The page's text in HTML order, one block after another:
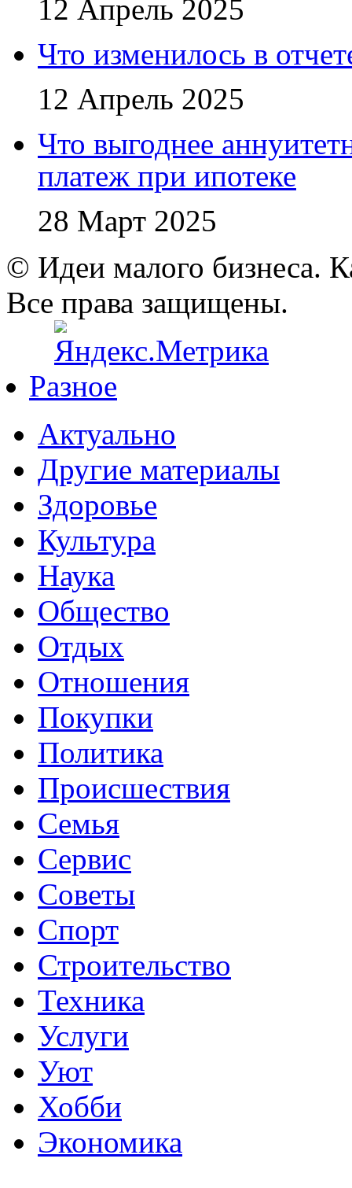
12 Апрель 2025
Что изменилось в
12 Апрель 2025
Что выгоднее
платеж при ипотеке
28 Март 2025
© Идеи малого бизнеса.
Все права защищены.
Разное
Актуально
Другие материалы
Здоровье
Культура
Наука
Общество
Отдых
Отношения
Покупки
Политика
Происшествия
Семья
Сервис
Советы
Спорт
Строительство
Техника
Услуги
Уют
Хобби
Экономика